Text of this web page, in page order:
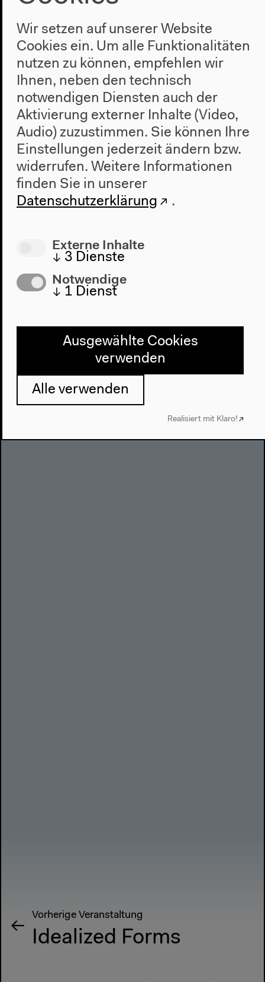
What Are We Working For?
(Englisch)
Mit Kaushik Sunder Rajan Englische Originalversion
Gespräch, 26.04.2019
What Are We Working For?
(Englisch)
Mit Lisa Baraitser, Maria Chehonadskih, Kaushik
Sunder Rajan Englische Originalversion Gespräch,
26.04.2019
Vorherige Veranstaltung
Idealized Forms
Wir setzen auf unserer Website
Cookies ein. Um alle Funktionalitäten
nutzen zu können, empfehlen wir
Ihnen, neben den technisch
notwendigen Diensten auch der
Aktivierung externer Inhalte (Video,
Audio) zuzustimmen. Sie können Ihre
Einstellungen jederzeit ändern bzw.
widerrufen. Weitere Informationen
finden Sie in unserer
Datenschutzerklärung
.
Externe Inhalte
↓ 3 Dienste
Notwendige
↓ 1 Dienst
Ausgewählte Cookies
verwenden
Alle verwenden
Realisiert mit Klaro!